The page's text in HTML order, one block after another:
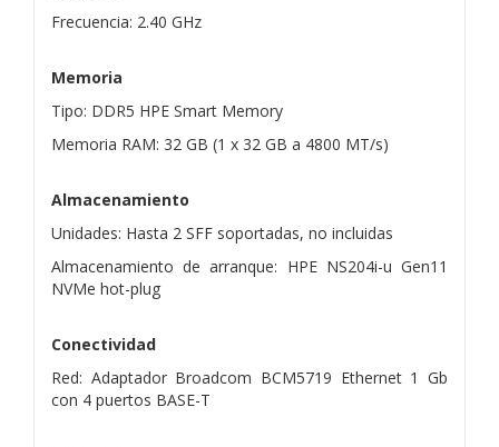
Frecuencia: 2.40 GHz
Memoria
Tipo: DDR5 HPE Smart Memory
Memoria RAM: 32 GB (1 x 32 GB a 4800 MT/s)
Almacenamiento
Unidades: Hasta 2 SFF soportadas, no incluidas
Almacenamiento de arranque: HPE NS204i-u Gen11
NVMe hot-plug
Conectividad
Red: Adaptador Broadcom BCM5719 Ethernet 1 Gb
con 4 puertos BASE-T